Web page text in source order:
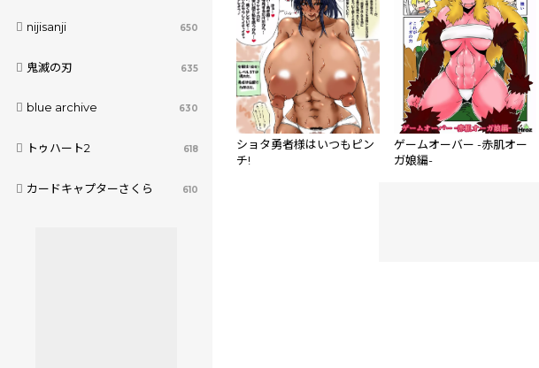
nijisanji 650
鬼滅の刃 635
blue archive 630
トゥハート2 618
カードキャプターさくら 610
ショタ勇者様はいつもピン
チ!
ゲームオーバー -赤肌オー
ガ娘編-